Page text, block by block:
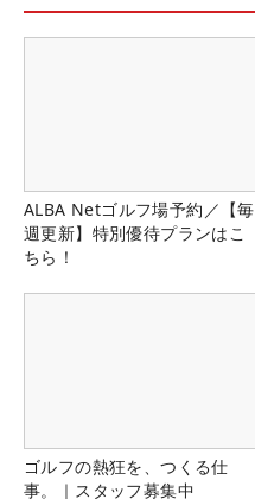
ALBA Netゴルフ場予約／【毎
週更新】特別優待プランはこ
ちら！
ゴルフの熱狂を、つくる仕
事。｜スタッフ募集中